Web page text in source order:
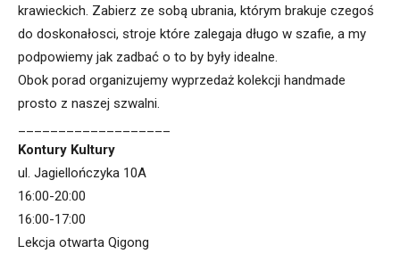
krawieckich. Zabierz ze sobą ubrania, którym brakuje czegoś
do doskonałosci, stroje które zalegaja długo w szafie, a my
podpowiemy jak zadbać o to by były idealne.
Obok porad organizujemy wyprzedaż kolekcji handmade
prosto z naszej szwalni.
Kontury Kultury
ul. Jagiellończyka 10A
16:00-20:00
16:00-17:00
Lekcja otwarta Qigong